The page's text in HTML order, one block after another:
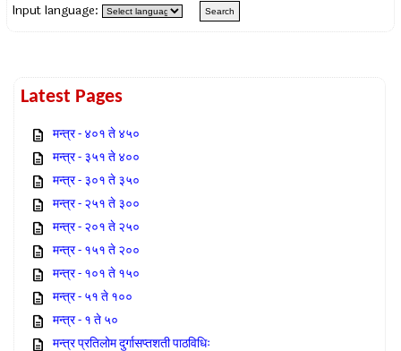
Input language:
Latest Pages
मन्त्र - ४०१ ते ४५०
मन्त्र - ३५१ ते ४००
मन्त्र - ३०१ ते ३५०
मन्त्र - २५१ ते ३००
मन्त्र - २०१ ते २५०
मन्त्र - १५१ ते २००
मन्त्र - १०१ ते १५०
मन्त्र - ५१ ते १००
मन्त्र - १ ते ५०
मन्त्र प्रतिलोम दुर्गासप्तशती पाठविधिः